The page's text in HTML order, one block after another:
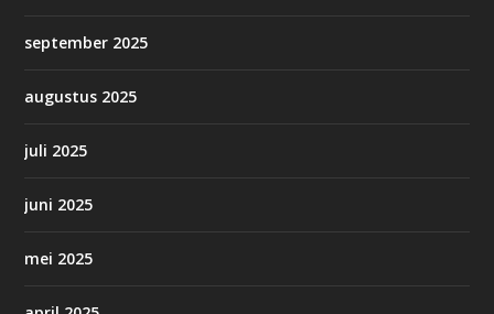
september 2025
augustus 2025
juli 2025
juni 2025
mei 2025